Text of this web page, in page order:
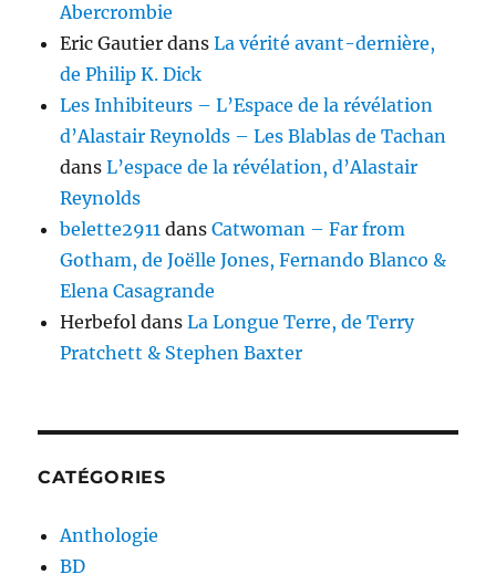
Abercrombie
Eric Gautier dansLa vérité avant-dernière,
de Philip K. Dick
Les Inhibiteurs – L’Espace de la révélation
d’Alastair Reynolds – Les Blablas de Tachan
dansL’espace de la révélation, d’Alastair
Reynolds
belette2911 dansCatwoman – Far from
Gotham, de Joëlle Jones, Fernando Blanco &
Elena Casagrande
Herbefol dansLa Longue Terre, de Terry
Pratchett & Stephen Baxter
CATÉGORIES
Anthologie
BD